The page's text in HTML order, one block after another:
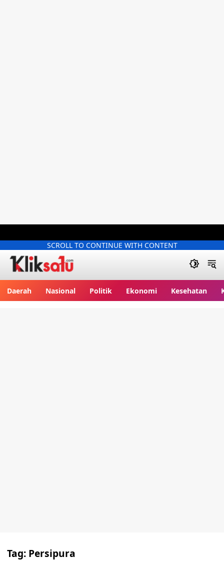
SCROLL TO CONTINUE WITH CONTENT
Daerah Nasional Politik Ekonomi Kesehatan
Tag: Persipura